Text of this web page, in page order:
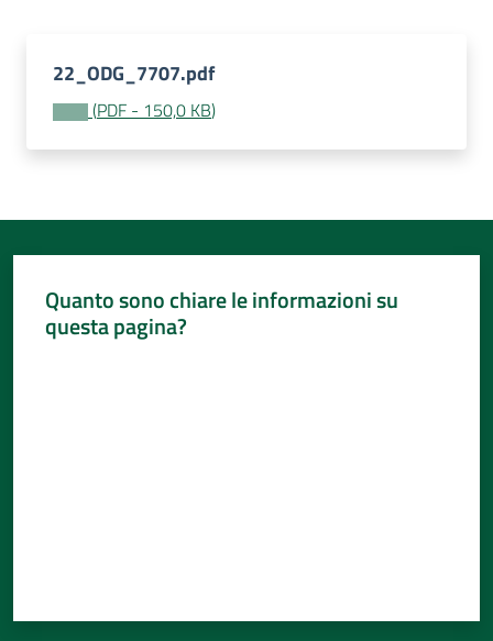
22_ODG_7707.pdf
(PDF - 150,0 KB)
Quanto sono chiare le informazioni su
questa pagina?